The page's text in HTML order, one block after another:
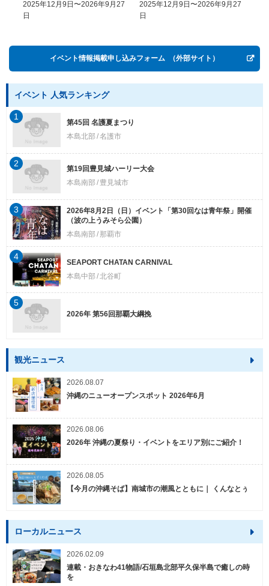
History of Money in
2025年12月9日〜2026年9月27
日
2025年12月9日〜2026年9月27
日
イベント情報掲載申し込みフォーム （外部サイト）
イベント 人気ランキング
第45回 名護夏まつり
本島北部 名護市
1
第19回豊見城ハーリー大会
本島南部
豊見城市
2
2026年8月2日（日）イベント「第30回なは青年祭」開催
（波の上うみそら公園）
本島南部
那覇市
3
SEAPORT CHATAN CARNIVAL
本島中部 北谷町
4
2026年 第56回那覇大綱挽
5
観光ニュース
2026.08.07
沖縄のニューオープンスポット 2026年6月
2026.08.06
2026年 沖縄の夏祭り・イベントをエリア別にご紹介！
2026.08.05
【今月の沖縄そば】南城市の潮風とともに｜ くんなとぅ
ローカルニュース
2026.02.09
連載・おきなわ41物語/石垣島北部平久保半島で癒しの時
を